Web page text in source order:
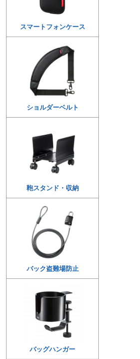
スマートフォンケース
ショルダーベルト
鞄スタンド・収納
バック盗難場防止
バッグハンガー